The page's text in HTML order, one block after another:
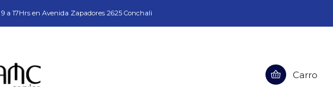
Carro
a 17Hrs en Avenida Zapadores 2625 Conchali